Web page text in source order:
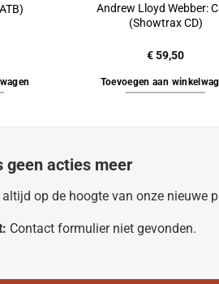
Andrew Lloyd Webber:
(Showtrax CD)
€59,50
Toevoegen aan
geen acties meer
op de hoogte van onze nieuwe
Contact formulier niet gevonden.